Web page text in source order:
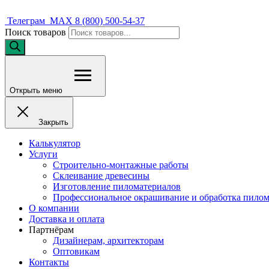
Телеграм MAX 8 (800) 500-54-37
Поиск товаров
Открыть меню
Закрыть
Калькулятор
Услуги
Строительно-монтажные работы
Склеивание древесины
Изготовление пиломатериалов
Профессиональное окрашивание и обработка
О компании
Доставка и оплата
Партнёрам
Дизайнерам, архитекторам
Оптовикам
Контакты